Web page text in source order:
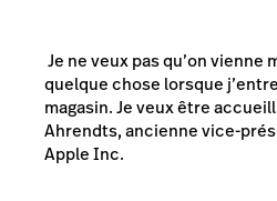
Je ne veux pas qu’on vienne
quelque chose lorsque
magasin. Je veux être
Ahrendts, ancienne vice-
Apple Inc.